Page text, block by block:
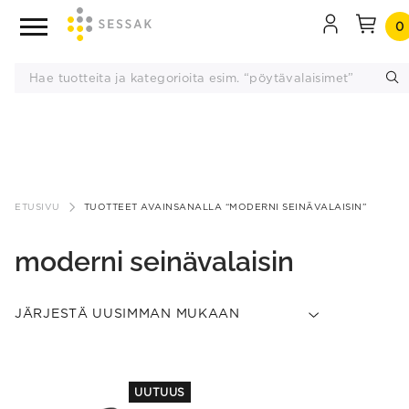
sisältöön
0
ETUSIVU TUOTTEET AVAINSANALLA “MODERNI SEINÄVALAISIN”
moderni seinävalaisin
UUTUUS
product